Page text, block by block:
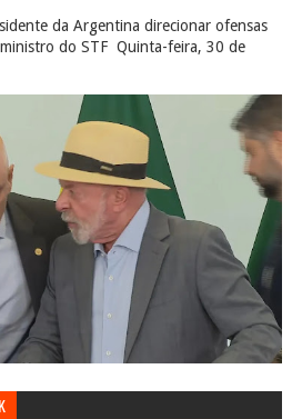
da Argentina direcionar ofensas
do STF Quinta-feira, 30 de